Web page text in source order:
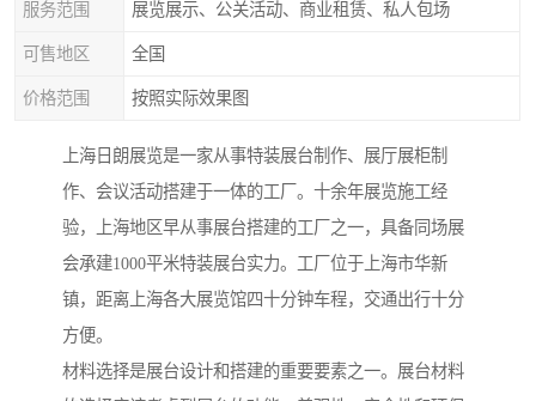
服务范围 展览展示、公关活动、商业租赁、私人包场
可售地区 全国
价格范围 按照实际效果图
上海日朗展览是一家从事特装展台制作、展厅展柜制
作、会议活动搭建于一体的工厂。十余年展览施工经
验，上海地区早从事展台搭建的工厂之一，具备同场展
会承建1000平米特装展台实力。工厂位于上海市华新
镇，距离上海各大展览馆四十分钟车程，交通出行十分
方便。
材料选择是展台设计和搭建的重要要素之一。展台材料